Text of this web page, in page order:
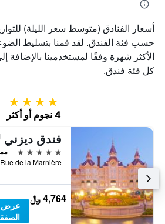
أسعار الفنادق (متوسط سعر الليلة)
حسب فئة الفندق. لقد قمنا بتسليط
الأكثر شهرة وفقًا لمستخدمينا
كل فئة فندق.
4 نجوم
4 نجوم أو أكثر
فندق ديزني
5 نجوم
4,764 ﷼
عرض